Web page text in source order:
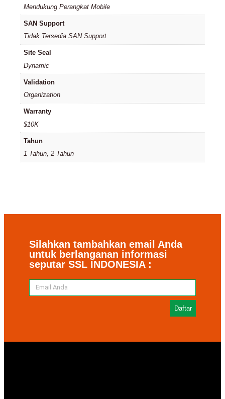
Mendukung Perangkat Mobile
SAN Support
Tidak Tersedia SAN Support
Site Seal
Dynamic
Validation
Organization
Warranty
$10K
Tahun
1 Tahun, 2 Tahun
Silahkan tambahkan email Anda
untuk berlanganan informasi
seputar SSL INDONESIA :
Daftar